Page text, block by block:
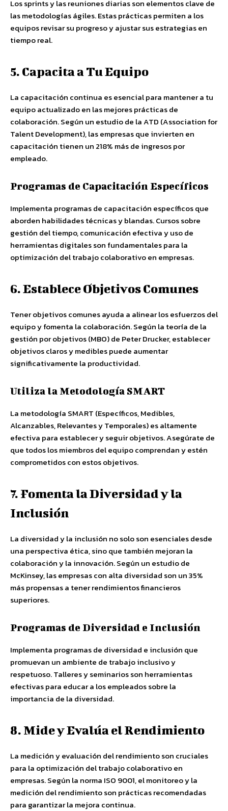
Los sprints y las reuniones diarias son elementos clave de
las metodologías ágiles. Estas prácticas permiten a los
equipos revisar su progreso y ajustar sus estrategias en
tiempo real.
5. Capacita a Tu Equipo
La capacitación continua es esencial para mantener a tu
equipo actualizado en las mejores prácticas de
colaboración. Según un estudio de la ATD (Association for
Talent Development), las empresas que invierten en
capacitación tienen un 218% más de ingresos por
empleado.
Programas de Capacitación Específicos
Implementa programas de capacitación específicos que
aborden habilidades técnicas y blandas. Cursos sobre
gestión del tiempo, comunicación efectiva y uso de
herramientas digitales son fundamentales para la
optimización del trabajo colaborativo en empresas.
6. Establece Objetivos Comunes
Tener objetivos comunes ayuda a alinear los esfuerzos del
equipo y fomenta la colaboración. Según la teoría de la
gestión por objetivos (MBO) de Peter Drucker, establecer
objetivos claros y medibles puede aumentar
significativamente la productividad.
Utiliza la Metodología SMART
La metodología SMART (Específicos, Medibles,
Alcanzables, Relevantes y Temporales) es altamente
efectiva para establecer y seguir objetivos. Asegúrate de
que todos los miembros del equipo comprendan y estén
comprometidos con estos objetivos.
7. Fomenta la Diversidad y la
Inclusión
La diversidad y la inclusión no solo son esenciales desde
una perspectiva ética, sino que también mejoran la
colaboración y la innovación. Según un estudio de
McKinsey, las empresas con alta diversidad son un 35%
más propensas a tener rendimientos financieros
superiores.
Programas de Diversidad e Inclusión
Implementa programas de diversidad e inclusión que
promuevan un ambiente de trabajo inclusivo y
respetuoso. Talleres y seminarios son herramientas
efectivas para educar a los empleados sobre la
importancia de la diversidad.
8. Mide y Evalúa el Rendimiento
La medición y evaluación del rendimiento son cruciales
para la optimización del trabajo colaborativo en
empresas. Según la norma ISO 9001, el monitoreo y la
medición del rendimiento son prácticas recomendadas
para garantizar la mejora continua.